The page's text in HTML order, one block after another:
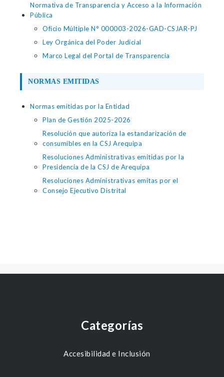
Normativa de Transparencia y Acceso a la Información
Pública
Oficio Múltiple N° 000003-2026-GAD-CSJAR-PJ
Ley Orgánica del Poder Judicial
Marco Legal del Portal de Transparencia
NORMAS EMITIDAS
Normas emitidas por la Entidad
Plan de Gestión 2025-2026
Resolución que autoriza la estandarización de
consumibles en la CSJ Arequipa
Resoluciones Administrativas emitidas por la
Presidencia de la CSJ de Arequipa
Resoluciones Administrativas emitas por el
Consejo Ejecutivo Distrital
Categorías
Accesibilidad e Inclusión